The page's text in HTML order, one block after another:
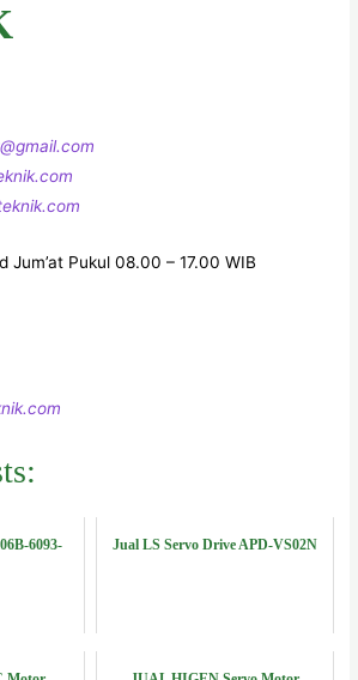
Jum’at Pukul 08.00 – 17.00 WIB
6093-
Jual LS Servo Drive APD-VS02N